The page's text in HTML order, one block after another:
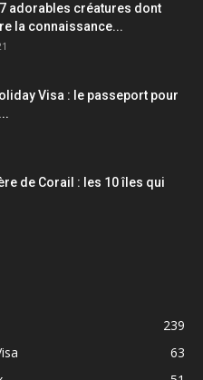
adorables créatures dont
la connaissance...
Visa : le passeport pour
de Corail : les 10 îles qui
239
63